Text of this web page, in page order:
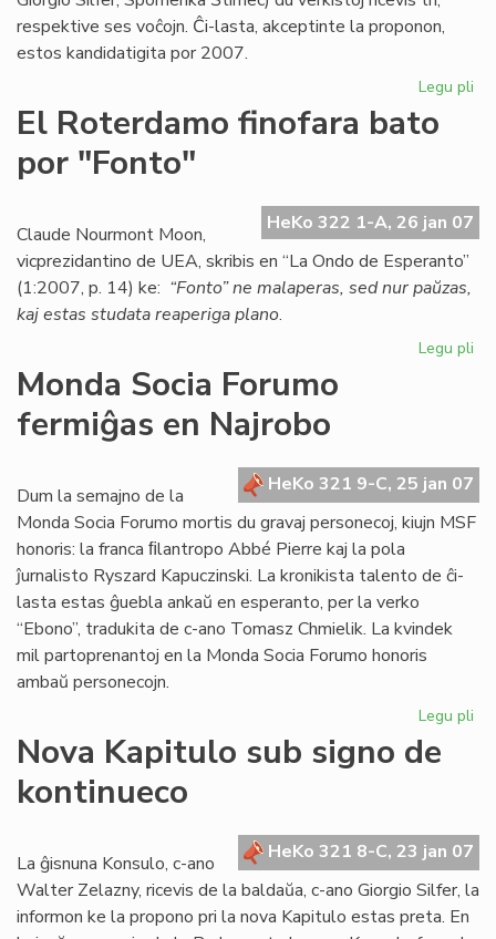
respektive ses voĉojn. Ĉi-lasta, akceptinte la proponon,
estos kandidatigita por 2007.
Legu pli
El Roterdamo finofara bato
por "Fonto"
HeKo 322 1-A, 26 jan 07
Claude Nourmont Moon,
vicprezidantino de UEA, skribis en “La Ondo de Esperanto”
(1:2007, p. 14) ke: “Fonto” ne malaperas, sed nur paŭzas,
kaj estas studata reaperiga plano.
Legu pli
por
Monda Socia Forumo
fermiĝas en Najrobo
HeKo 321 9-C, 25 jan 07
Dum la semajno de la
Monda Socia Forumo mortis du gravaj personecoj, kiujn MSF
honoris: la franca ﬁlantropo Abbé Pierre kaj la pola
ĵurnalisto Ryszard Kapuczinski. La kronikista talento de ĉi-
lasta estas ĝuebla ankaŭ en esperanto, per la verko
“Ebono”, tradukita de c-ano Tomasz Chmielik. La kvindek
mil partoprenantoj en la Monda Socia Forumo honoris
ambaŭ personecojn.
Legu pli
en
Nova Kapitulo sub signo de
kontinueco
HeKo 321 8-C, 23 jan 07
La ĝisnuna Konsulo, c-ano
Walter Zelazny, ricevis de la baldaŭa, c-ano Giorgio Silfer, la
informon ke la propono pri la nova Kapitulo estas preta. En